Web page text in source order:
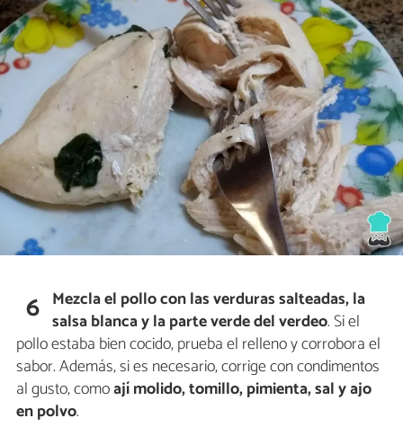
6 Mezcla el pollo con las verduras salteadas, la
salsa blanca y la parte verde del verdeo. Si el
pollo estaba bien cocido, prueba el relleno y corrobora el
sabor. Además, si es necesario, corrige con condimentos
al gusto, comoají molido, tomillo, pimienta, sal y ajo
en polvo.